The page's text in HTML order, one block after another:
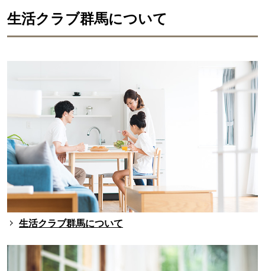
生活クラブ群馬について
生活クラブ群馬について